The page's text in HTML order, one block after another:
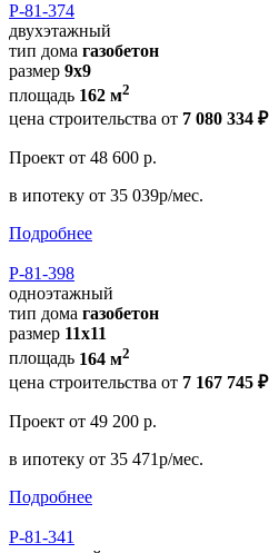
Р-81-374
двухэтажный
тип дома газобетон
размер 9x9
площадь 162 м2
цена строительства от 7 080 334 ₽
Проект от 48 600 р.
в ипотеку от 35 039р/мес.
Подробнее
Р-81-398
одноэтажный
тип дома газобетон
размер 11x11
площадь 164 м2
цена строительства от 7 167 745 ₽
Проект от 49 200 р.
в ипотеку от 35 471р/мес.
Подробнее
Р-81-341